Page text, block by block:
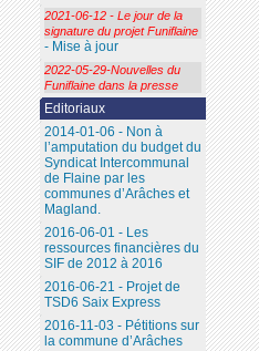
2021-06-12 - Le jour de la
signature du projet Funiflaine
- Mise à jour
2022-05-29-Nouvelles du
Funiflaine dans la presse
Editoriaux
2014-01-06 - Non à
l’amputation du budget du
Syndicat Intercommunal
de Flaine par les
communes d’Arâches et
Magland.
2016-06-01 - Les
ressources financières du
SIF de 2012 à 2016
2016-06-21 - Projet de
TSD6 Saix Express
2016-11-03 - Pétitions sur
la commune d’Arâches